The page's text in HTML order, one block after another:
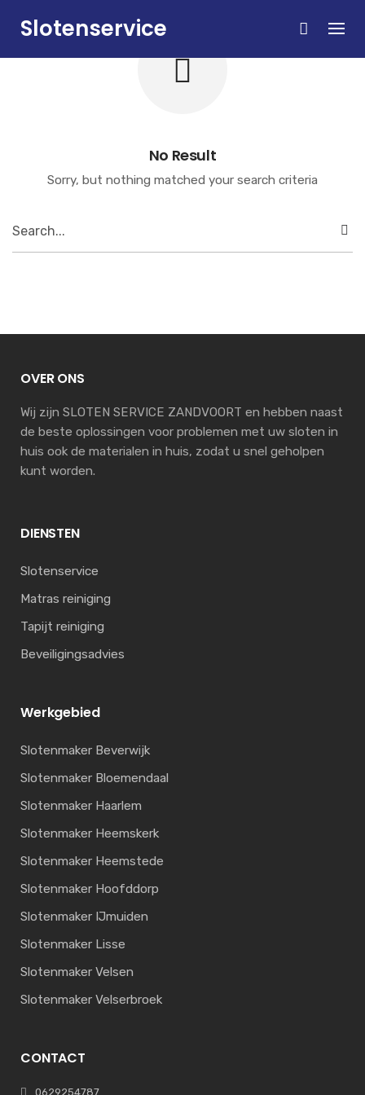
Slotenservice
No Result
Sorry, but nothing matched your search criteria
OVER ONS
Wij zijn SLOTEN SERVICE ZANDVOORT en hebben naast
de beste oplossingen voor problemen met uw sloten in
huis ook de materialen in huis, zodat u snel geholpen
kunt worden.
DIENSTEN
Slotenservice
Matras reiniging
Tapijt reiniging
Beveiligingsadvies
Werkgebied
Slotenmaker Beverwijk
Slotenmaker Bloemendaal
Slotenmaker Haarlem
Slotenmaker Heemskerk
Slotenmaker Heemstede
Slotenmaker Hoofddorp
Slotenmaker IJmuiden
Slotenmaker Lisse
Slotenmaker Velsen
Slotenmaker Velserbroek
CONTACT
0629254787